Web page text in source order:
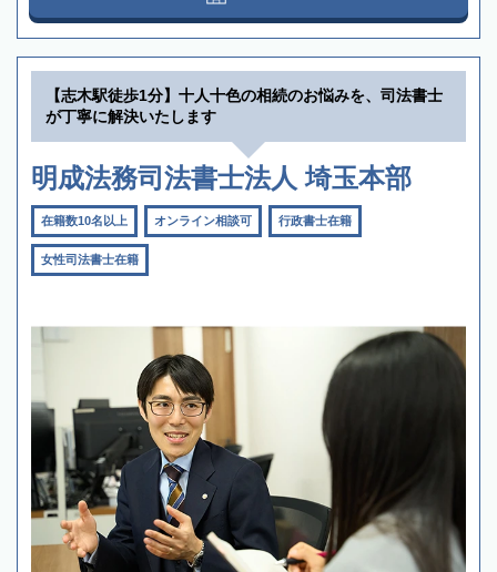
【志木駅徒歩1分】十人十色の相続のお悩みを、司法書士
が丁寧に解決いたします
明成法務司法書士法人 埼玉本部
在籍数10名以上 オンライン相談可 行政書士在籍
女性司法書士在籍